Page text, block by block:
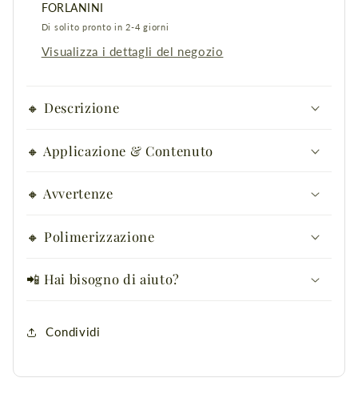
FORLANINI
Di solito pronto in 2-4 giorni
Visualizza i dettagli del negozio
🔸 Descrizione
🔸 Applicazione & Contenuto
🔸 Avvertenze
🔸 Polimerizzazione
📲 Hai bisogno di aiuto?
Condividi